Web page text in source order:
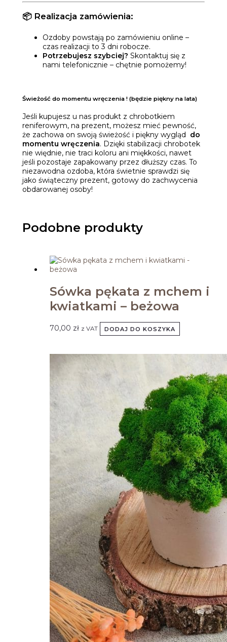
📦 Realizacja zamówienia:
Ozdoby powstają po zamówieniu online –
czas realizacji to 3 dni robocze.
Potrzebujesz szybciej? Skontaktuj się z
nami telefonicznie – chętnie pomożemy!
Świeżość do momentu wręczenia ! (będzie piękny na lata)
Jeśli kupujesz u nas produkt z chrobotkiem
reniferowym, na prezent, możesz mieć pewność,
że zachowa on swoją świeżość i piękny wygląd
do
momentu wręczenia. Dzięki stabilizacji chrobotek
nie więdnie, nie traci koloru ani miękkości, nawet
jeśli pozostaje zapakowany przez dłuższy czas. To
niezawodna ozdoba, która świetnie sprawdzi się
jako świąteczny prezent, gotowy do zachwycenia
obdarowanej osoby!
Podobne produkty
Sówka pękata z mchem i
kwiatkami – beżowa
70,00 zł z VAT DODAJ DO KOSZYKA